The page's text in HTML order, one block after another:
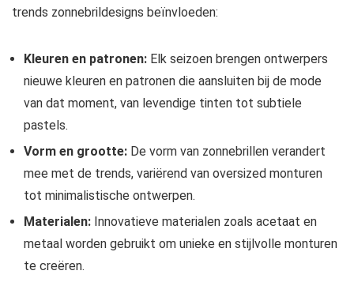
trends zonnebrildesigns beïnvloeden:
Kleuren en patronen: Elk seizoen brengen ontwerpers
nieuwe kleuren en patronen die aansluiten bij de mode
van dat moment, van levendige tinten tot subtiele
pastels.
Vorm en grootte: De vorm van zonnebrillen verandert
mee met de trends, variërend van oversized monturen
tot minimalistische ontwerpen.
Materialen: Innovatieve materialen zoals acetaat en
metaal worden gebruikt om unieke en stijlvolle monturen
te creëren.